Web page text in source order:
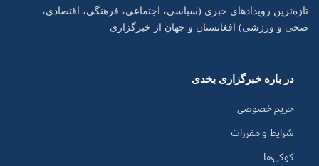
تازه‌ترین رویدادهای خبری (سیاسی، اجتماعی، فرهنگی، اقتصادی،
صحی و ورزشی) افغانستان و جهان از خبرگزاری
در باره خبرگزاری بخدی
حریم خصوصی
شرایط و مقررات
کوکی‌ها